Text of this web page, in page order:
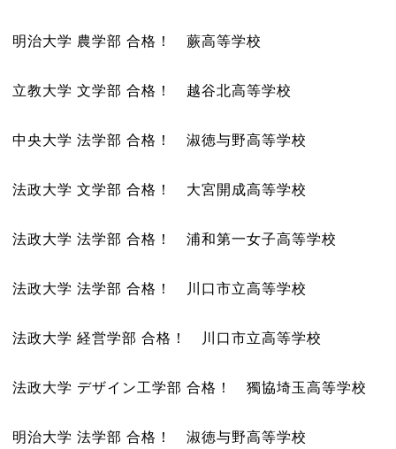
明治大学 農学部 合格！ 蕨高等学校
立教大学 文学部 合格！ 越谷北高等学校
中央大学 法学部 合格！ 淑徳与野高等学校
法政大学 文学部 合格！ 大宮開成高等学校
法政大学 法学部 合格！ 浦和第一女子高等学校
法政大学 法学部 合格！ 川口市立高等学校
法政大学 経営学部 合格！ 川口市立高等学校
法政大学 デザイン工学部 合格！ 獨協埼玉高等学校
明治大学 法学部 合格！ 淑徳与野高等学校